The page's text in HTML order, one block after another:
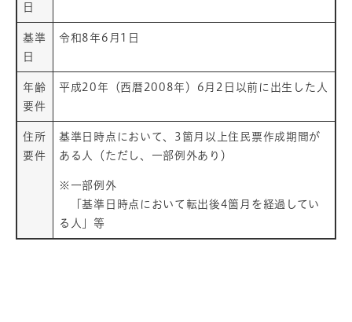
日
基準
日
令和8年6月1日
年齢
要件
平成20年（西暦2008年）6月2日以前に出生した人
住所
要件
基準日時点において、3箇月以上住民票作成期間が
ある人（ただし、一部例外あり）
※一部例外
「基準日時点において転出後4箇月を経過してい
る人」等